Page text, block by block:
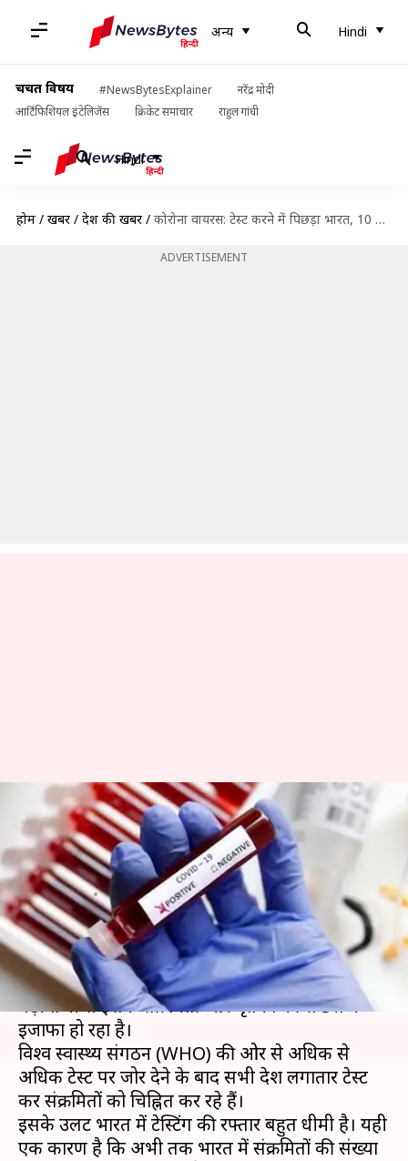
अन्य Hindi
चर्चित विषय #NewsBytesExplainer
नरेंद्र मोदी
आर्टिफिशियल इंटेलिजेंस
क्रिकेट समाचार राहुल गांधी
Hindi
होम / खबरें / देश की खबरें / कोरोना वायरस: टेस्ट करने में पिछड़ा भारत, 10 लाख लोगों पर किए महज 32 टेस्ट
ADVERTISEMENT
कोरोना वायरस: टेस्ट करने में पिछड़ा
भारत, 10 लाख लोगों पर किए महज
32 टेस्ट
लेखन भारत शर्मा Mar 31, 2020 01:25 pm
क्या है खबर?
कोरोना वायरस पूरी दुनिया में तांडव मचा रहा है। प्रतिदिन
बड़ी तेजी से इसके संक्रमितों और मृतकों की संख्या में
इजाफा हो रहा है।
विश्व स्वास्थ्य संगठन (WHO) की ओर से अधिक से
अधिक टेस्ट पर जोर देने के बाद सभी देश लगातार टेस्ट
कर संक्रमितों को चिह्नित कर रहे हैं।
इसके उलट भारत में टेस्टिंग की रफ्तार बहुत धीमी है। यही
एक कारण है कि अभी तक भारत में संक्रमितों की संख्या